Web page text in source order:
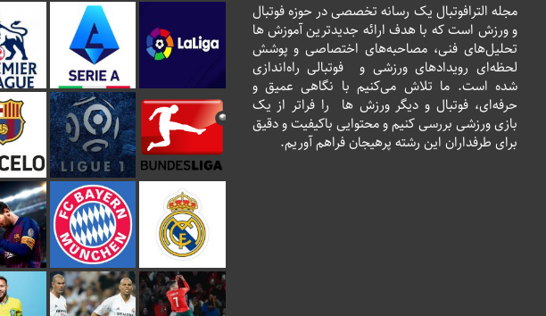
مجله الترافوتبال یک رسانه تخصصی در حوزه فوتبال
و ورزش است که با هدف ارائه جدیدترین آموزش ها
تحلیل‌های فنی، مصاحبه‌های اختصاصی و پوشش
لحظه‌ای رویدادهای ورزشی و فوتبالی راه‌اندازی
شده است. ما تلاش می‌کنیم با نگاهی عمیق و
حرفه‌ای، فوتبال و دیگر ورزش ها را فراتر از یک
بازی ورزشی بررسی کنیم و محتوایی باکیفیت و دقیق
برای طرفداران این رشته پرهیجان فراهم آوریم.